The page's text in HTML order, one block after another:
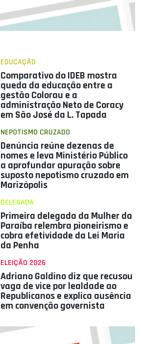
EDUCAÇÃO
Comparativo do IDEB mostra
queda da educação entre a
gestão Colorau e a
administração Neto de Coracy
em São José da L. Tapada
NEPOTISMO CRUZADO
Denúncia reúne dezenas de
nomes e leva Ministério Público
a aprofundar apuração sobre
suposto nepotismo cruzado em
Marizópolis
DELEGADA
Primeira delegada da Mulher da
Paraíba relembra pioneirismo e
cobra efetividade da Lei Maria
da Penha
ELEIÇÃO 2026
Adriano Galdino diz que recusou
vaga de vice por lealdade ao
Republicanos e explica ausência
em convenção governista